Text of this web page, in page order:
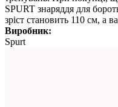
SPURT знаряддя для
зріст становить 110 см, а
Виробник:
Spurt